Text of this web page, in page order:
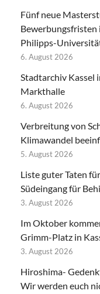
Fünf neue
Bewerbungsfristen
Philipps-
6. August 2026
Stadtarchiv Kassel
Markthalle
6. August 2026
Verbreitung von
Klimawandel
5. August 2026
Liste guter Taten
Südeingang für
3. August 2026
Im Oktober
Grimm-Platz in
3. August 2026
Hiroshima-
Wir werden euch